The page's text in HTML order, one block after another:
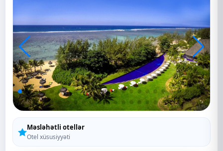
Məsləhətli otellər
Otel xüsusiyyəti